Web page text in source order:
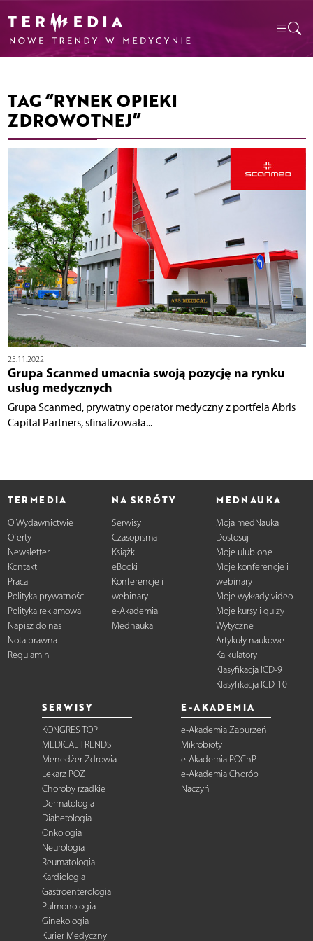
TAG “RYNEK OPIEKI
ZDROWOTNEJ”
25.11.2022
Grupa Scanmed umacnia swoją pozycję na rynku
usług medycznych
Grupa Scanmed, prywatny operator medyczny z portfela Abris
Capital Partners, sfinalizowała...
TERMEDIA
O Wydawnictwie
Oferty
Newsletter
Kontakt
Praca
Polityka prywatności
Polityka reklamowa
Napisz do nas
Nota prawna
Regulamin
NA SKRÓTY
Serwisy
Czasopisma
Książki
eBooki
Konferencje i
webinary
e-Akademia
Mednauka
MEDNAUKA
Moja medNauka
Dostosuj
Moje ulubione
Moje konferencje i
webinary
Moje wykłady video
Moje kursy i quizy
Wytyczne
Artykuły naukowe
Kalkulatory
Klasyfikacja ICD-9
Klasyfikacja ICD-10
SERWISY
KONGRES TOP
MEDICAL TRENDS
Menedżer Zdrowia
Lekarz POZ
Choroby rzadkie
Dermatologia
Diabetologia
Onkologia
Neurologia
Reumatologia
Kardiologia
Gastroenterologia
Pulmonologia
Ginekologia
Kurier Medyczny
E-AKADEMIA
e-Akademia Zaburzeń
Mikrobioty
e-Akademia POChP
e-Akademia Chorób
Naczyń